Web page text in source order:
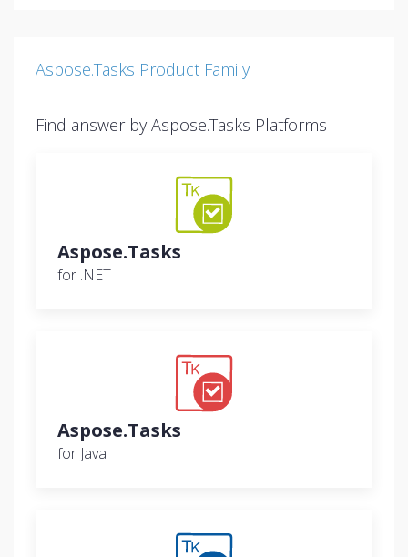
Aspose.Tasks Product Family
Find answer by Aspose.Tasks Platforms
Aspose.Tasks
for .NET
Aspose.Tasks
for Java